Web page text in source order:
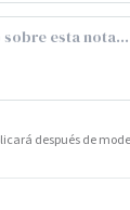
después de